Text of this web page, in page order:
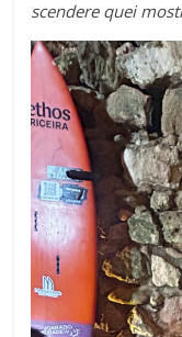
scendere quei